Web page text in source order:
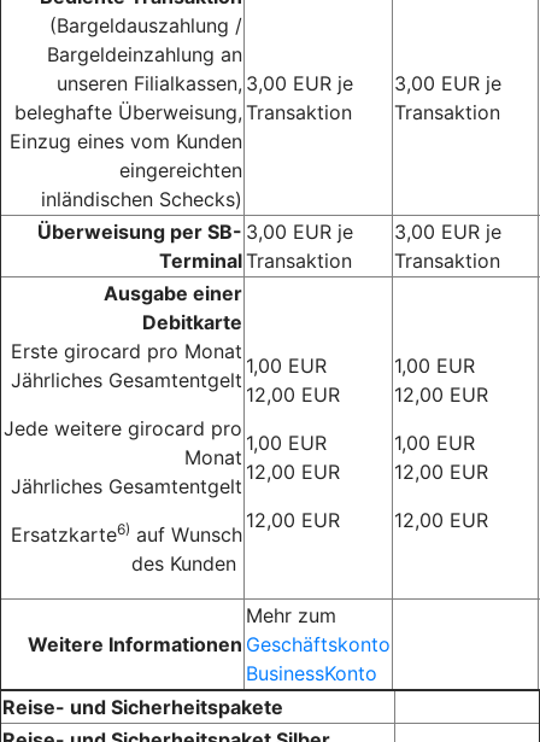
(Bargeldauszahlung /
Bargeldeinzahlung an
unseren Filialkassen,
beleghafte Überweisung,
Einzug eines vom Kunden
eingereichten
inländischen Schecks)
3,00 EUR je
Transaktion
3,00 EUR je
Transaktion
Überweisung per SB-
Terminal
3,00 EUR je
Transaktion
3,00 EUR je
Transaktion
Ausgabe einer
Debitkarte
Erste girocard pro Monat
Jährliches Gesamtentgelt
Jede weitere girocard pro
Monat
Jährliches Gesamtentgelt
Ersatzkarte6) auf Wunsch
des Kunden
1,00 EUR
12,00 EUR
1,00 EUR
12,00 EUR
12,00 EUR
1,00 EUR
12,00 EUR
1,00 EUR
12,00 EUR
12,00 EUR
Weitere Informationen
Mehr zum
Geschäftskonto
BusinessKonto
Reise- und Sicherheitspakete